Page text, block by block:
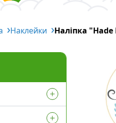
Рідкі
Наклейки Наліпка "Hade